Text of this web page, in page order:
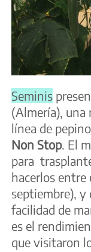
Seminis
(Almería), una
línea de
Non Stop. El
para
hacerlos entre
septiembre),
facilidad de
es el
que visitaron